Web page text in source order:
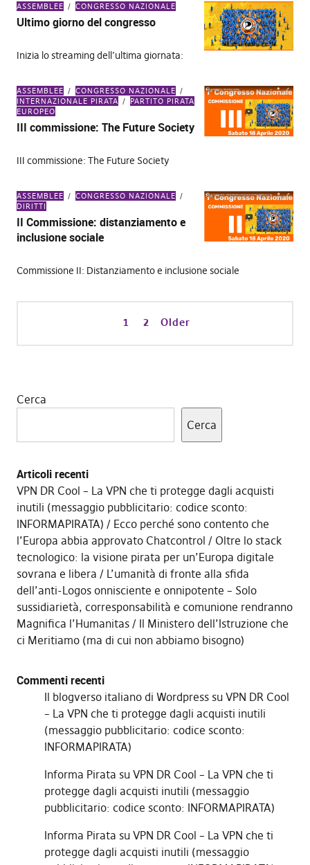
ASSEMBLEE CONGRESSO NAZIONALE
Ultimo giorno del congresso
Inizia lo streaming dell’ultima giornata:
ASSEMBLEE
CONGRESSO NAZIONALE
INTERNAZIONALE PIRATA
PARTITO PIRATA
EUROPEO
III commissione: The Future Society
III commissione: The Future Society
ASSEMBLEE
CONGRESSO NAZIONALE
DIRITTI
II Commissione: distanziamento e
inclusione sociale
Commissione II: Distanziamento e inclusione sociale
1 2 Older
Cerca
Cerca
Articoli recenti
VPN DR Cool – La VPN che ti protegge dagli acquisti
inutili (messaggio pubblicitario: codice sconto:
INFORMAPIRATA)
Ecco perché sono contento che
l’Europa abbia approvato Chatcontrol
Oltre lo stack
tecnologico: la visione pirata per un’Europa digitale
sovrana e libera
L’umanità di fronte alla sfida
dell’anti-Logos onnisciente e onnipotente – Solo
sussidiarietà, corresponsabilità e comunione rendranno
Magnifica l’Humanitas
Il Ministero dell’Istruzione che
ci Meritiamo (ma di cui non abbiamo bisogno)
Commenti recenti
Il blogverso italiano di Wordpresssu VPN DR Cool
– La VPN che ti protegge dagli acquisti inutili
(messaggio pubblicitario: codice sconto:
INFORMAPIRATA)
Informa Pirata su VPN DR Cool – La VPN che ti
protegge dagli acquisti inutili (messaggio
pubblicitario: codice sconto: INFORMAPIRATA)
Informa Pirata su VPN DR Cool – La VPN che ti
protegge dagli acquisti inutili (messaggio